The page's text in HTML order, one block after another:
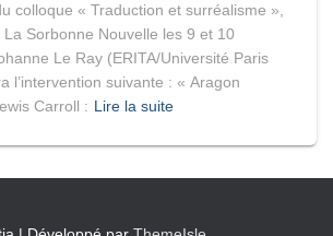
colloque « Traduction et surréalisme »,
Sorbonne Nouvelle les 9 et 10
Le Ray (ERITA/Université Paris
l’intervention suivante : « Aragon
Carroll : Lire la suite